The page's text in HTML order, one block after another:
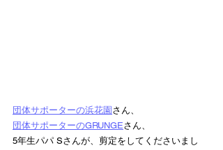
団体サポーターの浜花園 さん、
団体サポーターのGRUNGEさん、
5年生パパ Sさんが、剪定をしてくださいまし